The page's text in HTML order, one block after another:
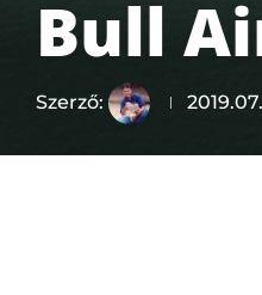
Bull
Szerző: